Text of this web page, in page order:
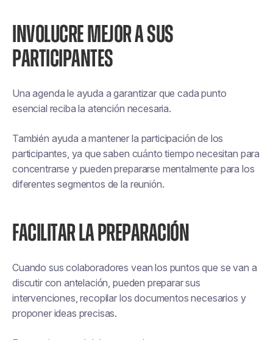
INVOLUCRE MEJOR A SUS
PARTICIPANTES
Una agenda le ayuda a garantizar que cada punto
esencial reciba la atención necesaria.
También ayuda a mantener la participación de los
participantes, ya que saben cuánto tiempo necesitan para
concentrarse y pueden prepararse mentalmente para los
diferentes segmentos de la reunión.
FACILITAR LA PREPARACIÓN
Cuando sus colaboradores vean los puntos que se van a
discutir con antelación, pueden preparar sus
intervenciones, recopilar los documentos necesarios y
proponer ideas precisas.